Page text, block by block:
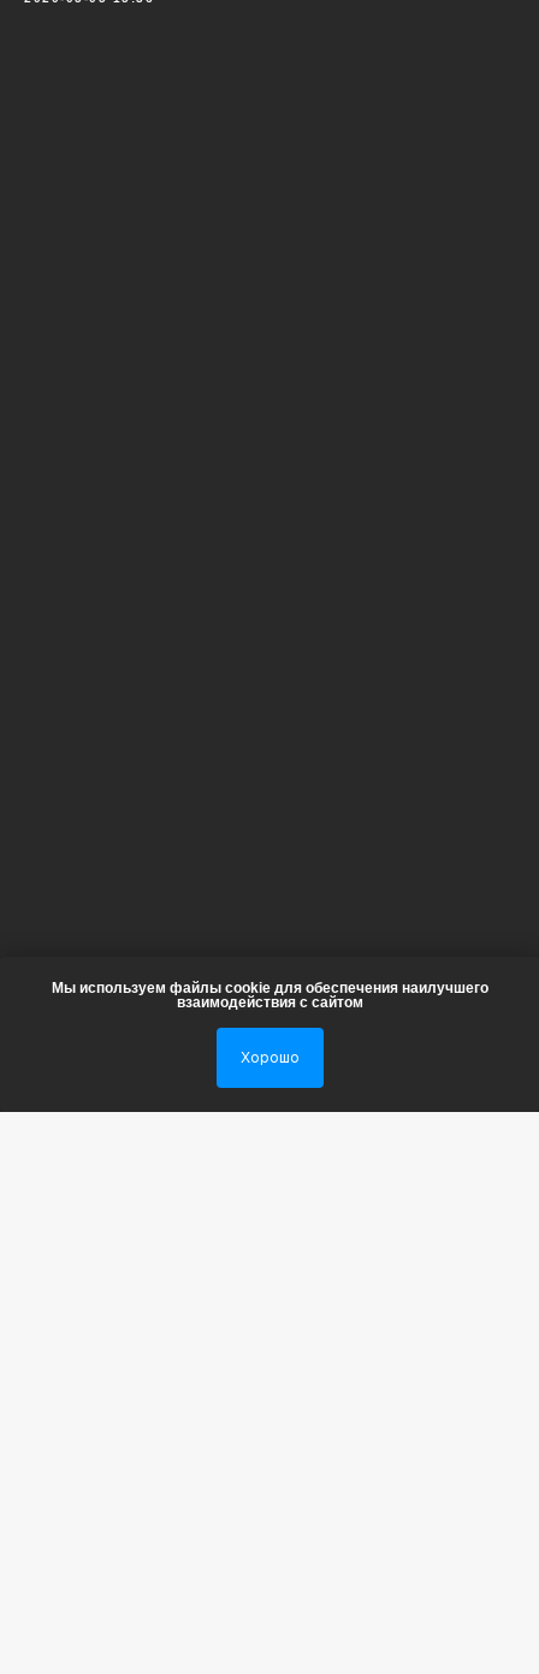
ГлавнаяМы используем файлы cookie для обеспечения наилучшего
взаимодействия с сайтом
Хорошо